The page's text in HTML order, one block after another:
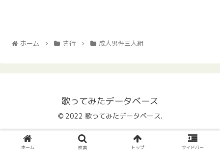
ホーム さ行 成人男性三人組
歌ってみたデータベース
© 2022 歌ってみたデータベース.
ホーム 検索 トップ サイドバー